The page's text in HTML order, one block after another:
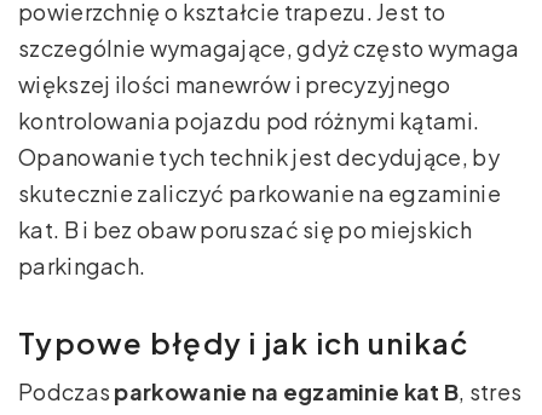
powierzchnię o kształcie trapezu. Jest to
szczególnie wymagające, gdyż często wymaga
większej ilości manewrów i precyzyjnego
kontrolowania pojazdu pod różnymi kątami.
Opanowanie tych technik jest decydujące, by
skutecznie zaliczyć parkowanie na egzaminie
kat. B i bez obaw poruszać się po miejskich
parkingach.
Typowe błędy i jak ich unikać
Podczas parkowanie na egzaminie kat B, stres